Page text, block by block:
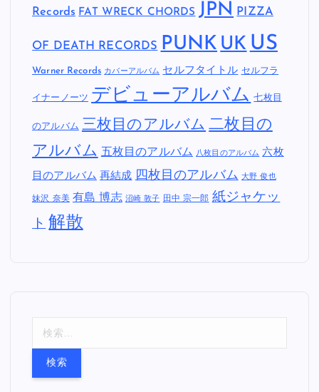
Records FAT WRECK CHORDS JPN PIZZA
OF DEATH RECORDS PUNK UK US
Warner Records カバーアルバム セルフタイトル セルフラ
イナーノーツ デビューアルバム 七枚目
のアルバム 三枚目のアルバム 二枚目の
アルバム 五枚目のアルバム 八枚目のアルバム 六枚
目のアルバム 再結成 四枚目のアルバム 大野 俊也
妹沢 奈美 有島 博志 沼崎 敦子 田中 宗一郎 紙ジャケッ
ト 解散